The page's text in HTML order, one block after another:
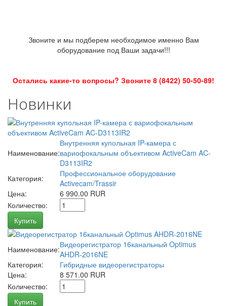
Звоните и мы подберем необходимое именно Вам
оборудование под Ваши задачи!!!
Остались какие-то вопросы? Звоните 8 (8422) 50-50-89!
Новинки
Наименование:
Внутренняя купольная IP-камера с
вариофокальным объективом ActiveCam AC-
D3113IR2
Категория:
Профессиональное оборудование
Activecam/Trassir
Цена:
6 990.00 RUR
Количество:
Купить
Наименование:Видеорегистратор 16канальный Optimus
AHDR-2016NE
Категория:
Гибридные видеорегистраторы
Цена:
8 571.00 RUR
Количество:
Купить